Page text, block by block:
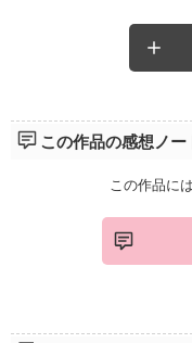
井村。まだ田吾作の正
紗、名前いじりまでし
千紗の動揺とそこから
気になり、千紗と井村
ったー。
この作品の感想ノー
この作品に